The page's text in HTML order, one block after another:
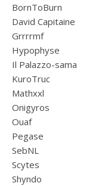
BornToBurn
David Capitaine
Grrrrmf
Hypophyse
Il Palazzo-sama
KuroTruc
Mathxxl
Onigyros
Ouaf
Pegase
SebNL
Scytes
Shyndo